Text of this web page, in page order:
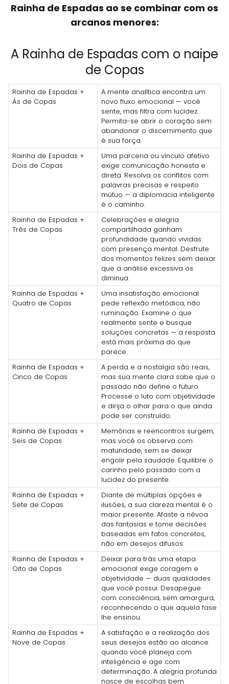
Rainha de Espadas ao se combinar com os
arcanos menores:
A Rainha de Espadas com o naipe
de Copas
Rainha de Espadas +
Ás de Copas
A mente analítica encontra um
novo fluxo emocional — você
sente, mas filtra com lucidez.
Permita-se abrir o coração sem
abandonar o discernimento que
é sua força.
Rainha de Espadas +
Dois de Copas
Uma parceria ou vínculo afetivo
exige comunicação honesta e
direta. Resolva os conflitos com
palavras precisas e respeito
mútuo — a diplomacia inteligente
é o caminho.
Rainha de Espadas +
Três de Copas
Celebrações e alegria
compartilhada ganham
profundidade quando vividas
com presença mental. Desfrute
dos momentos felizes sem deixar
que a análise excessiva os
diminua.
Rainha de Espadas +
Quatro de Copas
Uma insatisfação emocional
pede reflexão metódica, não
ruminação. Examine o que
realmente sente e busque
soluções concretas — a resposta
está mais próxima do que
parece.
Rainha de Espadas +
Cinco de Copas
A perda e a nostalgia são reais,
mas sua mente clara sabe que o
passado não define o futuro.
Processe o luto com objetividade
e dirija o olhar para o que ainda
pode ser construído.
Rainha de Espadas +
Seis de Copas
Memórias e reencontros surgem,
mas você os observa com
maturidade, sem se deixar
engolir pela saudade. Equilibre o
carinho pelo passado com a
lucidez do presente.
Rainha de Espadas +
Sete de Copas
Diante de múltiplas opções e
ilusões, a sua clareza mental é o
maior presente. Afaste a névoa
das fantasias e tome decisões
baseadas em fatos concretos,
não em desejos difusos.
Rainha de Espadas +
Oito de Copas
Deixar para trás uma etapa
emocional exige coragem e
objetividade — duas qualidades
que você possui. Desapegue
com consciência, sem amargura,
reconhecendo o que aquela fase
lhe ensinou.
Rainha de Espadas +
Nove de Copas
A satisfação e a realização dos
seus desejos estão ao alcance
quando você planeja com
inteligência e age com
determinação. A alegria profunda
nasce de escolhas bem